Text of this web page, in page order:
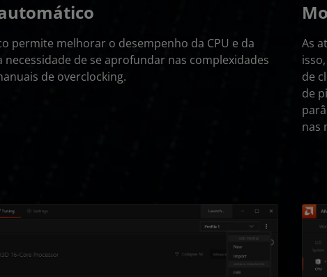
permite melhorar o desempenho da CPU e da
necessidade de se aprofundar nas complexidades
de overclocking.
As
de
de
nas